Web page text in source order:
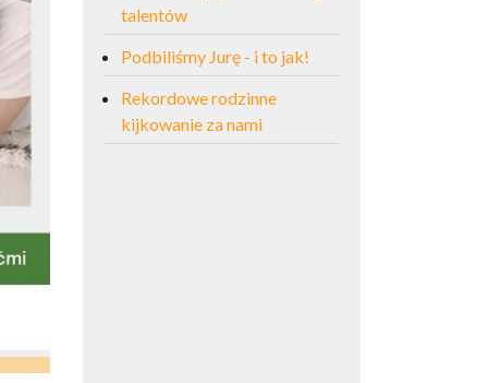
talentów
Podbiliśmy Jurę - i to jak!
Rekordowe rodzinne
kijkowanie za nami